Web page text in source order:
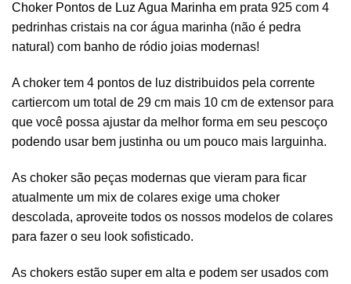
Choker Pontos de Luz Agua Marinha em prata 925 com 4
pedrinhas cristais na cor água marinha (não é pedra
natural) com banho de ródio joias modernas!
A choker tem 4 pontos de luz distribuidos pela corrente
cartiercom um total de 29 cm mais 10 cm de extensor para
que você possa ajustar da melhor forma em seu pescoço
podendo usar bem justinha ou um pouco mais larguinha.
As choker são peças modernas que vieram para ficar
atualmente um mix de colares exige uma choker
descolada, aproveite todos os nossos modelos de colares
para fazer o seu look sofisticado.
As chokers estão super em alta e podem ser usados com